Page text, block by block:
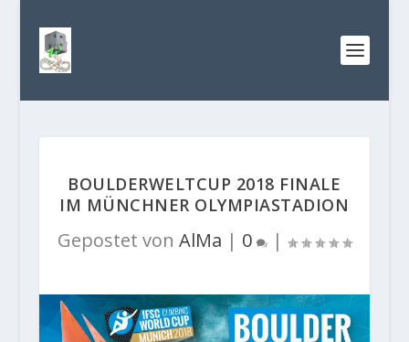
BOULDERWELTCUP 2018 FINALE
IM MÜNCHNER OLYMPIASTADION
Gepostet von AlMa | 0 |